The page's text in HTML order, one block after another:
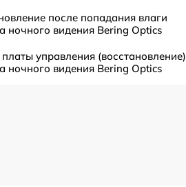
после попадания влаги
ночного видения Bering Optics
управления (восстановление)
ночного видения Bering Optics